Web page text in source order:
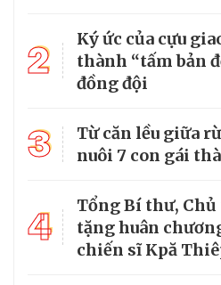
2
Ký ức của cựu
thành “tấm bản
đồng đội
3
Từ căn lều giữa
nuôi 7 con gái
4
Tổng Bí thư,
tặng huân
chiến sĩ Kpă